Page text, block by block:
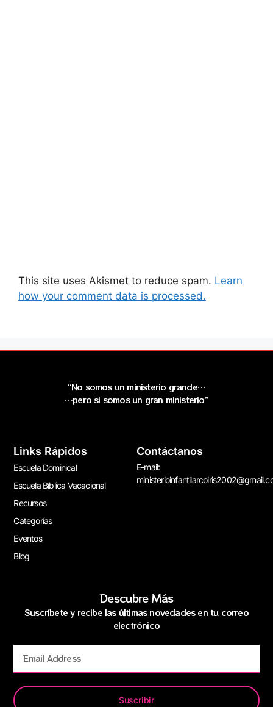
This site uses Akismet to reduce spam. Learn
how your comment data is processed.
“No somos un ministerio grande…
…pero si somos un gran ministerio”
Links Rápidos
Escuela Dominical
Escuela Bíblica Vacacional
Recursos
Categorías
Eventos
Blog
Contáctanos
E-mail:
Descubre Más
Suscríbete y recibe las últimas novedades en tu correo
electrónico
Suscribir